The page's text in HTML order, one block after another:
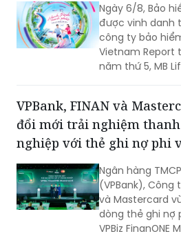
Ngày 6/8, Bảo
được vinh danh
công ty bảo
Vietnam Report
năm thứ 5, MB
chỉ đặt sự tín
một thập kỷ.
VPBank, FINAN và
đổi mới trải nghiệm
nghiệp với thẻ ghi nợ phi
Ngân hàng
(VPBank), Công
và Mastercard
dòng thẻ ghi nợ
VPBiz FinanONE